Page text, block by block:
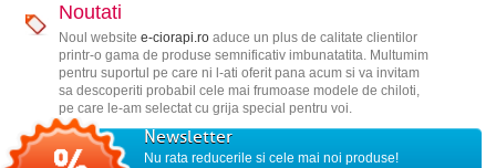
Noutati
Noul website e-ciorapi.roaduce un plus de calitate clientilor
printr-o gama de produse semnificativ imbunatatita. Multumim
pentru suportul pe care ni l-ati oferit pana acum si va invitam
sa descoperiti probabil cele mai frumoase modele de chiloti,
pe care le-am selectat cu grija special pentru voi.
Newsletter
Nu rata reducerile si cele mai noi produse!